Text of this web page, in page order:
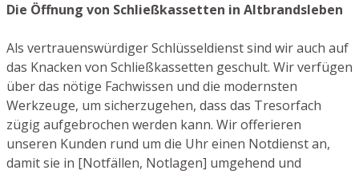
Die Öffnung von Schließkassetten in Altbrandsleben
Als vertrauenswürdiger Schlüsseldienst sind wir auch auf
das Knacken von Schließkassetten geschult. Wir verfügen
über das nötige Fachwissen und die modernsten
Werkzeuge, um sicherzugehen, dass das Tresorfach
zügig aufgebrochen werden kann. Wir offerieren
unseren Kunden rund um die Uhr einen Notdienst an,
damit sie in [Notfällen, Notlagen] umgehend und